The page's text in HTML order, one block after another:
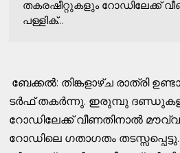
തകരഷീറ്റുകളും റോഡിലേക്ക്
പള്ളിക്...
ബേക്കൽ: തിങ്കളാഴ്ച രാത്രി
ടര്‍ഫ് തകര്‍ന്നു. ഇരുമ്പു
റോഡിലേക്ക് വീണതിനാല്‍
റോഡിലെ ഗതാഗതം